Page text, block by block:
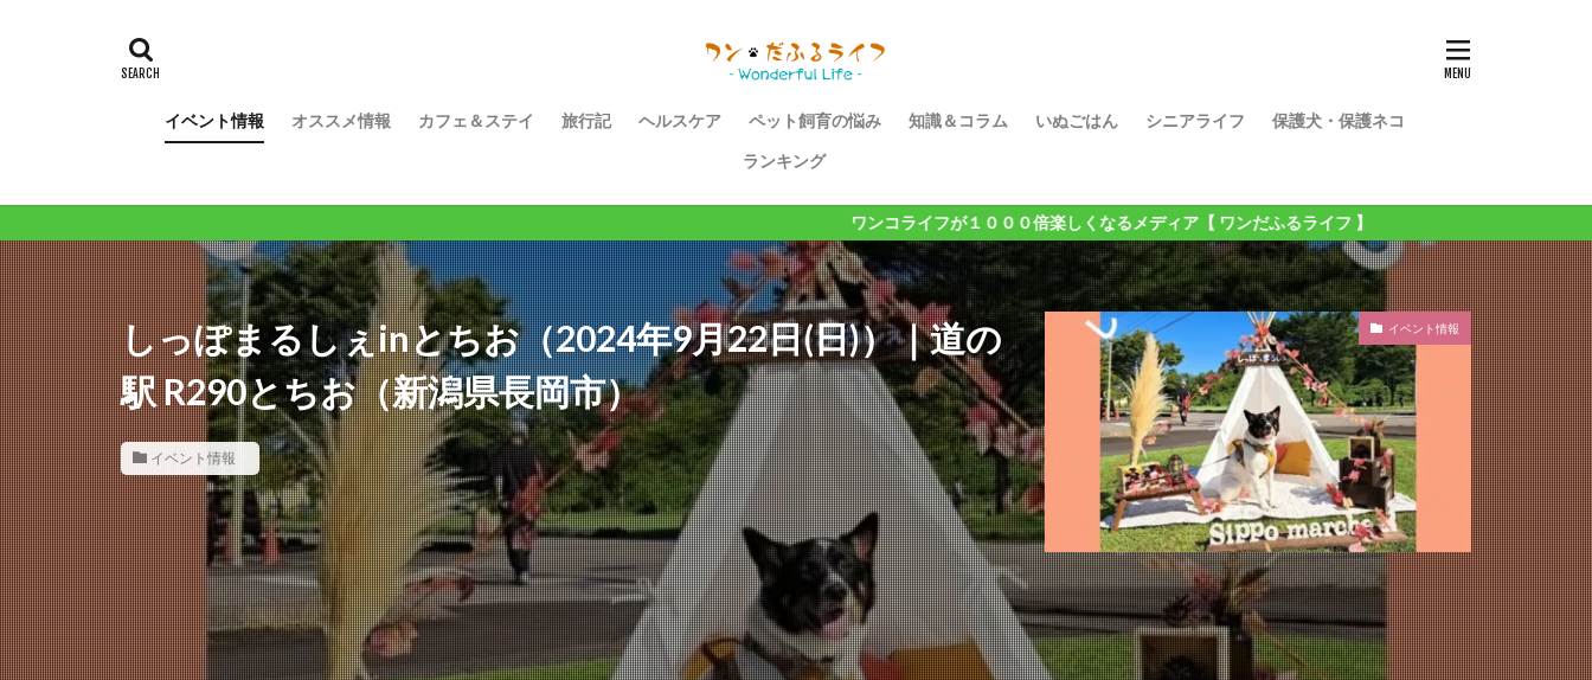
イベント情報 オススメ情報 カフェ＆ステイ 旅行記 ヘルスケア ペット飼育の悩み 知識＆コラム いぬごはん シニアライフ
保護犬・保護ネコ
ランキング
ワンコライフが１０００倍楽しくなるメディア【 ワンだふるライフ 】
しっぽまるしぇinとちお（2024年9月22日(日)）｜道の
駅 R290とちお（新潟県長岡市）
イベント情報
イベント情報